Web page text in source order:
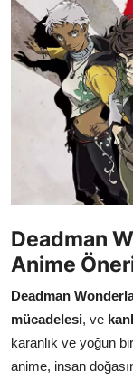
Deadman
Anime
Deadman
mücadelesi, ve
karanlık ve yoğun
anime, insan